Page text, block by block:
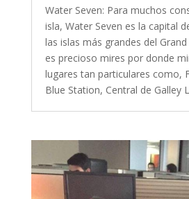
Water Seven: Para muchos
isla, Water Seven es la capital
las islas más grandes del
es precioso mires por donde
lugares tan particulares como,
Blue Station, Central de Galley